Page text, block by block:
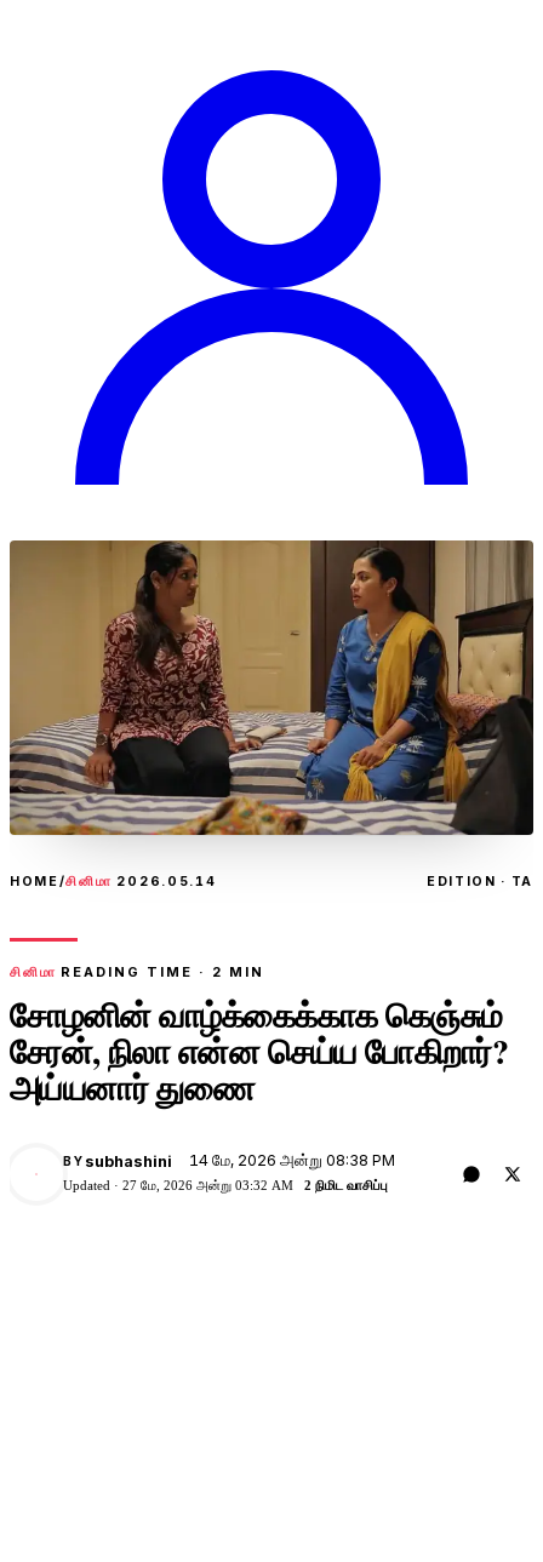
HOME/சினிமா 2026.05.14 EDITION · TA
சினிமா READING TIME · 2 MIN
சோழனின் வாழ்க்கைக்காக கெஞ்சும்
சேரன், நிலா என்ன செய்ய போகிறார்?
அய்யனார் துணை
BY subhashini 14 மே, 2026 அன்று 08:38 PM
Updated · 27 மே, 2026 அன்று 03:32 AM 2 நிமிட வாசிப்பு